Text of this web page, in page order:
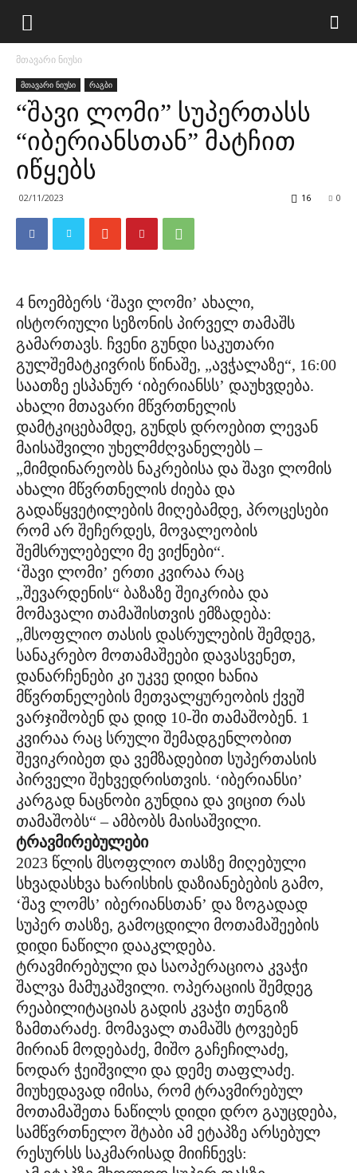
მთავარი ნიუსი
მთავარი ნიუსი რაგბი
“შავი ლომი” სუპერთასს
“იბერიანსთან” მატჩით
იწყებს
02/11/2023 0
16
4 ნოემბერს ‘შავი ლომი’ ახალი,
ისტორიული სეზონის პირველ თამაშს
გამართავს. ჩვენი გუნდი საკუთარი
გულშემატკივრის წინაშე, „ავჭალაზე“, 16:00
საათზე ესპანურ ‘იბერიანსს’ დაუხვდება.
ახალი მთავარი მწვრთნელის
დამტკიცებამდე, გუნდს დროებით ლევან
მაისაშვილი უხელმძღვანელებს –
„მიმდინარეობს ნაკრებისა და შავი ლომის
ახალი მწვრთნელის ძიება და
გადაწყვეტილების მიღებამდე, პროცესები
რომ არ შეჩერდეს, მოვალეობის
შემსრულებელი მე ვიქნები“.
‘შავი ლომი’ ერთი კვირაა რაც
„შევარდენის“ ბაზაზე შეიკრიბა და
მომავალი თამაშისთვის ემზადება:
„მსოფლიო თასის დასრულების შემდეგ,
სანაკრებო მოთამაშეები დავასვენეთ,
დანარჩენები კი უკვე დიდი ხანია
მწვრთნელების მეთვალყურეობის ქვეშ
ვარჯიშობენ და დიდ 10-ში თამაშობენ. 1
კვირაა რაც სრული შემადგენლობით
შევიკრიბეთ და ვემზადებით სუპერთასის
პირველი შეხვედრისთვის. ‘იბერიანსი’
კარგად ნაცნობი გუნდია და ვიცით რას
თამაშობს“ – ამბობს მაისაშვილი.
ტრავმირებულები
2023 წლის მსოფლიო თასზე მიღებული
სხვადასხვა ხარისხის დაზიანებების გამო,
‘შავ ლომს’ იბერიანსთან’ და ზოგადად
სუპერ თასზე, გამოცდილი მოთამაშეების
დიდი ნაწილი დააკლდება.
ტრავმირებული და საოპერაციოა კვაჭი
შალვა მამუკაშვილი. ოპერაციის შემდეგ
რეაბილიტაციას გადის კვაჭი თენგიზ
ზამთარაძე. მომავალ თამაშს ტოვებენ
მირიან მოდებაძე, მიშო გაჩეჩილაძე,
ნოდარ ჭეიშვილი და დემე თაფლაძე.
მიუხედავად იმისა, რომ ტრავმირებულ
მოთამაშეთა ნაწილს დიდი დრო გაუცდება,
სამწვრთნელო შტაბი ამ ეტაპზე არსებულ
რესურსს საკმარისად მიიჩნევს: